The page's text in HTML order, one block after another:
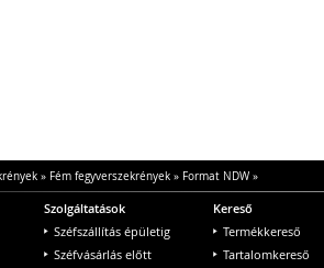
» Fém fegyverszekrények» Format NDW»
Szolgáltatások
Széfszállítás épületig
Széfvásárlás előtt
Kereső
Termékkereső
Tartalomkereső